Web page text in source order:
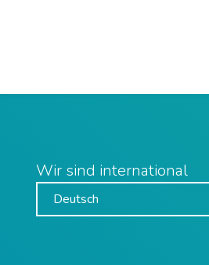
Wir sind international